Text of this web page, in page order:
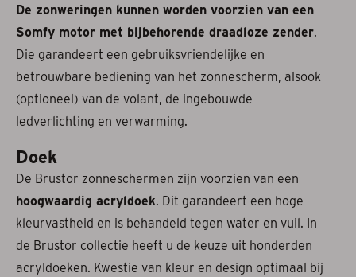
De zonweringen kunnen worden voorzien van een
Somfy motor met bijbehorende draadloze zender.
Die garandeert een gebruiksvriendelijke en
betrouwbare bediening van het zonnescherm, alsook
(optioneel) van de volant, de ingebouwde
ledverlichting en verwarming.
Doek
De Brustor zonneschermen zijn voorzien van een
hoogwaardig acryldoek. Dit garandeert een hoge
kleurvastheid en is behandeld tegen water en vuil. In
de Brustor collectie heeft u de keuze uit honderden
acryldoeken. Kwestie van kleur en design optimaal bij